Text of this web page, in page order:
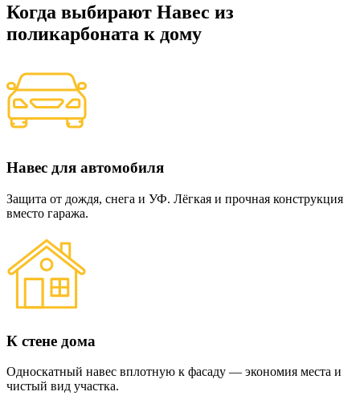
Когда выбирают Навес из
поликарбоната к дому
Навес для автомобиля
Защита от дождя, снега и УФ. Лёгкая и прочная конструкция
вместо гаража.
К стене дома
Односкатный навес вплотную к фасаду — экономия места и
чистый вид участка.